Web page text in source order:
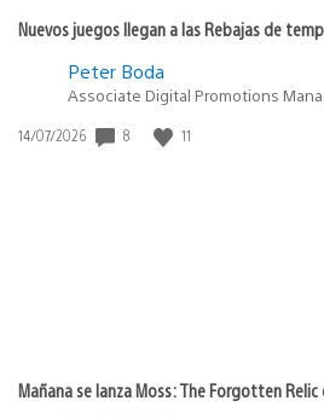
Nuevos juegos llegan a las Rebajas de
Peter Boda
Associate Digital Promotions
Fecha
14/07/2026 8 11
Mañana se lanza Moss: The Forgotten Relic